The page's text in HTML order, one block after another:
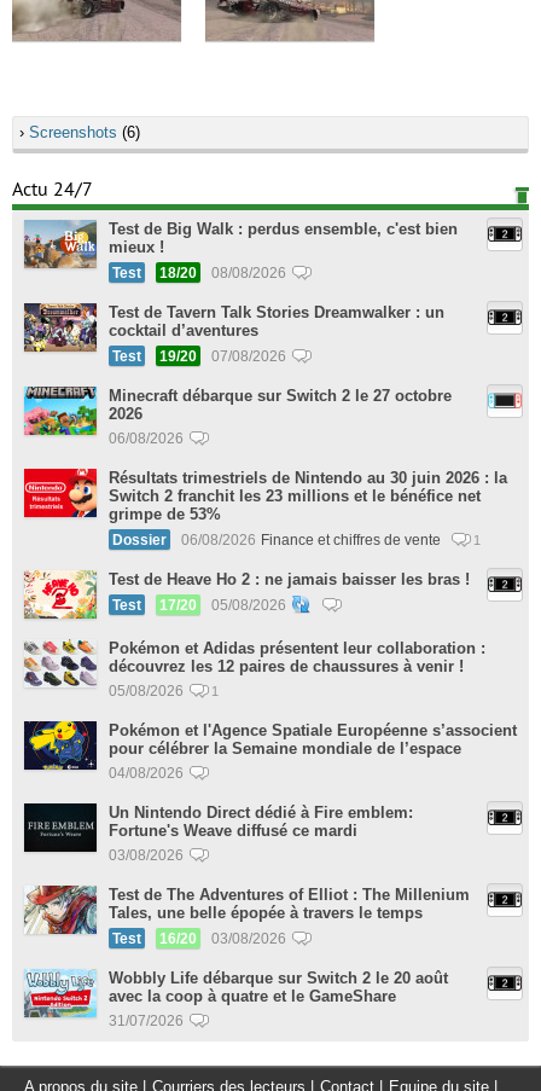
› Screenshots (6)
Actu 24/7
Test de Big Walk : perdus ensemble, c'est bien
mieux !
Test 18/20 08/08/2026
Test de Tavern Talk Stories Dreamwalker : un
cocktail d’aventures
Test 19/20 07/08/2026
Minecraft débarque sur Switch 2 le 27 octobre
2026
06/08/2026
Résultats trimestriels de Nintendo au 30 juin 2026 : la
Switch 2 franchit les 23 millions et le bénéfice net
grimpe de 53%
Dossier 06/08/2026 Finance et chiffres de vente 1
Test de Heave Ho 2 : ne jamais baisser les bras !
Test 17/20 05/08/2026
Pokémon et Adidas présentent leur collaboration :
découvrez les 12 paires de chaussures à venir !
05/08/2026 1
Pokémon et l'Agence Spatiale Européenne s’associent
pour célébrer la Semaine mondiale de l’espace
04/08/2026
Un Nintendo Direct dédié à Fire emblem:
Fortune's Weave diffusé ce mardi
03/08/2026
Test de The Adventures of Elliot : The Millenium
Tales, une belle épopée à travers le temps
Test 16/20 03/08/2026
Wobbly Life débarque sur Switch 2 le 20 août
avec la coop à quatre et le GameShare
31/07/2026
A propos du site Courriers des lecteurs Contact Equipe du site